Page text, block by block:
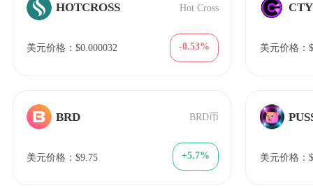
HOTCROSS Hot Cross
美元价格：$0.000032 -0.53%
BRD BRD币
美元价格：$9.75 +5.7%
CTY
美元价格：
美元价格：